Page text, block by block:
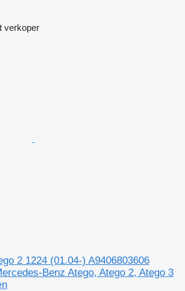
verkoper
2 1224 (01.04-) A9406803606
Benz Atego, Atego 2, Atego 3